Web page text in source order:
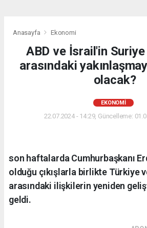
Anasayfa Ekonomi
ABD ve İsrail'in
arasındaki
olacak?
EKONOMI
22.07.2024 - 14:29, Güncelleme:
son haftalarda Cumhurbaşkanı
olduğu çıkışlarla birlikte Türkiye
arasındaki ilişkilerin yeniden
geldi.